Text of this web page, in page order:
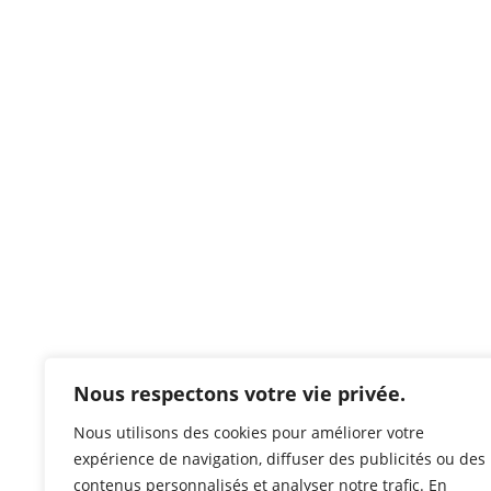
Nous respectons votre vie privée.
Nous utilisons des cookies pour améliorer votre
expérience de navigation, diffuser des publicités ou des
contenus personnalisés et analyser notre trafic. En